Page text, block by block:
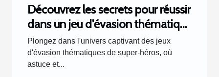
Découvrez les secrets pour réussir
dans un jeu d'évasion thématique
de super-héros
Plongez dans l'univers captivant des jeux
d'évasion thématiques de super-héros, où
astuce et...